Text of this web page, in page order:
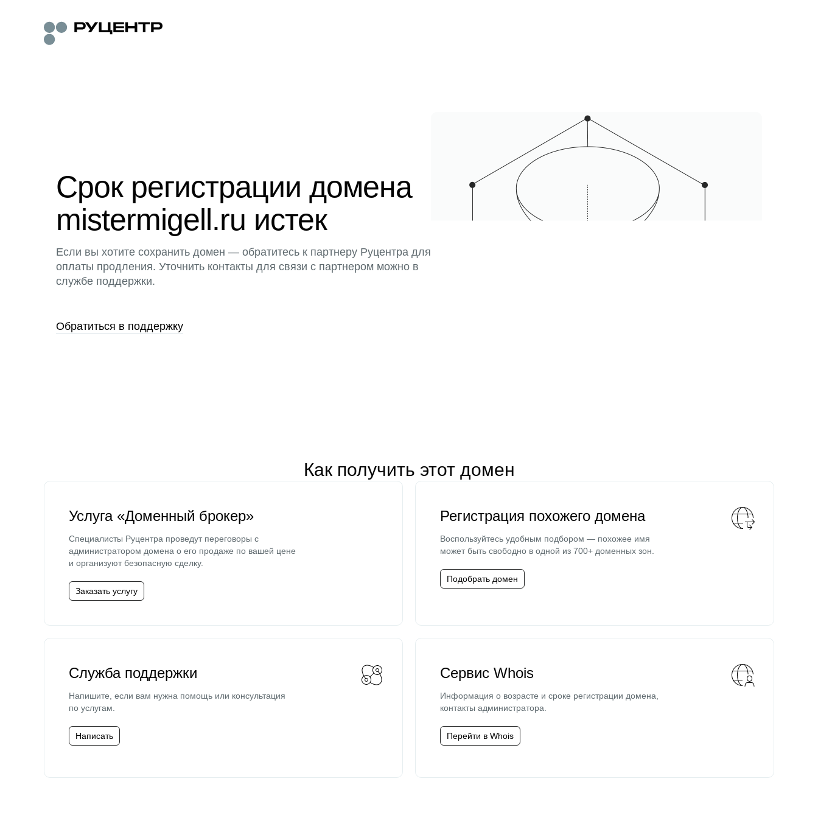
Срок регистрации домена
mistermigell.ru истек
Если вы хотите сохранить домен — обратитесь к партнеру Руцентра для
оплаты продления. Уточнить контакты для связи с партнером можно в
службе поддержки.
Обратиться в поддержку
Как получить этот домен
Услуга «Доменный брокер»
Специалисты Руцентра проведут переговоры с
администратором домена о его продаже по вашей цене
и организуют безопасную сделку.
Заказать услугу
Регистрация похожего домена
Воспользуйтесь удобным подбором — похожее имя
может быть свободно в одной из 700+ доменных зон.
Подобрать домен
Служба поддержки
Напишите, если вам нужна помощь или консультация
по услугам.
Написать
Сервис Whois
Информация о возрасте и сроке регистрации домена,
контакты администратора.
Перейти в Whois